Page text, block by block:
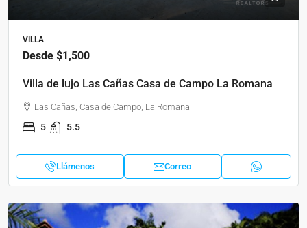
VILLA
Desde $1,500
Villa de lujo Las Cañas Casa de Campo La Romana
Las Cañas, Casa de Campo, La Romana
5 5.5
Llámenos Correo